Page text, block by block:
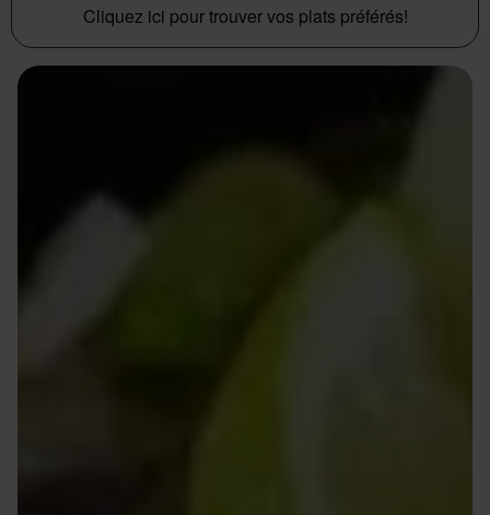
Cliquez ici pour trouver vos plats préférés!